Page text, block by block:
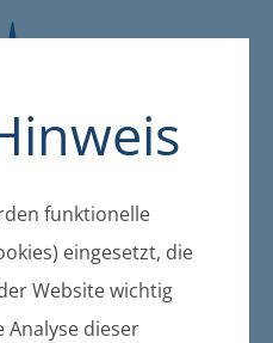
funktionelle
eingesetzt, die
Website wichtig
Analyse dieser